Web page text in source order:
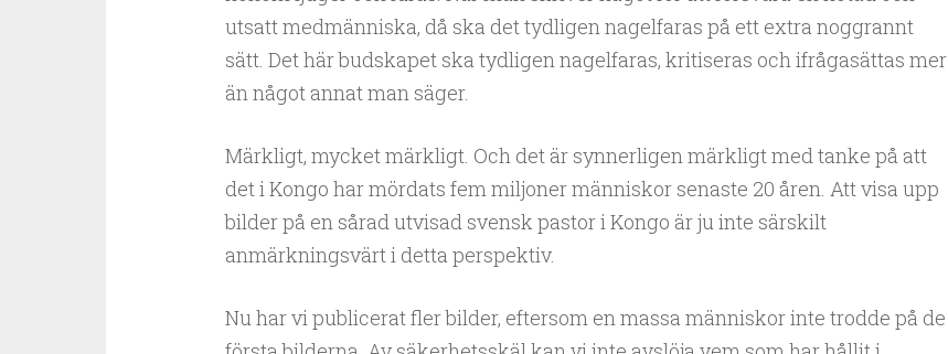
utsatt medmänniska, då ska det tydligen nagelfaras på ett extra noggrannt
sätt. Det här budskapet ska tydligen nagelfaras, kritiseras och ifrågasättas mer
än något annat man säger.
Märkligt, mycket märkligt. Och det är synnerligen märkligt med tanke på att
det i Kongo har mördats fem miljoner människor senaste 20 åren. Att visa upp
bilder på en sårad utvisad svensk pastor i Kongo är ju inte särskilt
anmärkningsvärt i detta perspektiv.
Nu har vi publicerat fler bilder, eftersom en massa människor inte trodde på de